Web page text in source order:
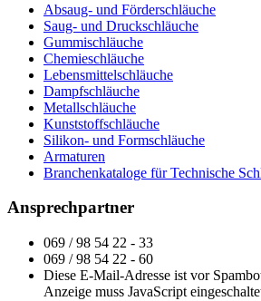
Absaug- und Förderschläuche
Saug- und Druckschläuche
Gummischläuche
Chemieschläuche
Lebensmittelschläuche
Dampfschläuche
Metallschläuche
Kunststoffschläuche
Silikon- und Formschläuche
Armaturen
Branchenkataloge für Technische
Ansprechpartner
069 / 98 54 22 - 33
069 / 98 54 22 - 60
Diese E-Mail-Adresse ist vor
Anzeige muss JavaScript